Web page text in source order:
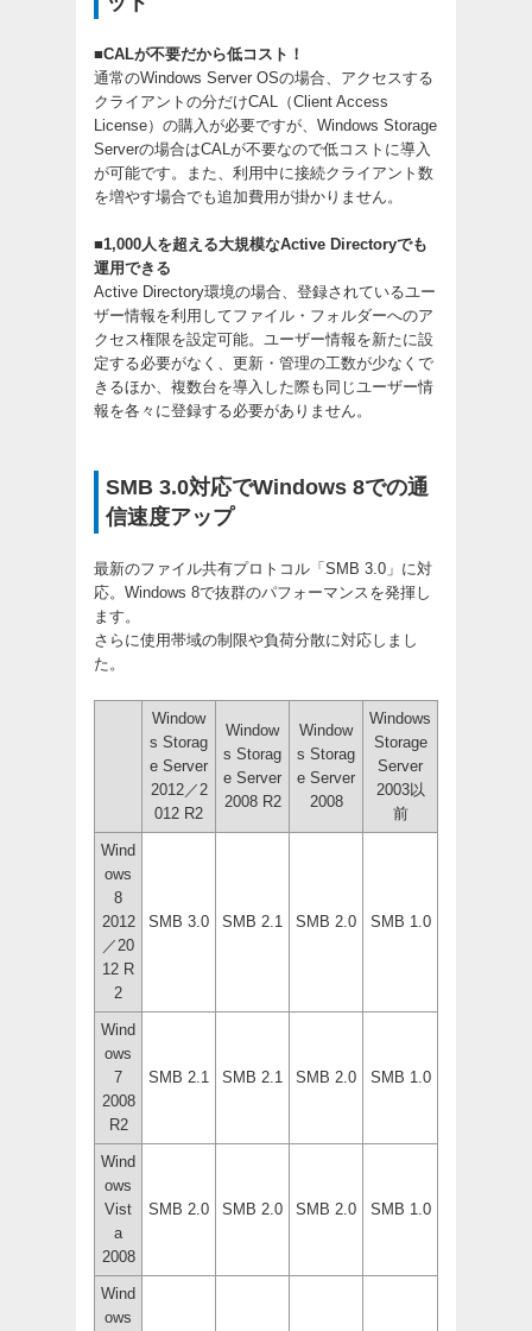
■CALが不要だから低コスト！
通常のWindows Server OSの場合、アクセスする
クライアントの分だけCAL（Client Access
License）の購入が必要ですが、Windows Storage
Serverの場合はCALが不要なので低コストに導入
が可能です。また、利用中に接続クライアント数
を増やす場合でも追加費用が掛かりません。
■1,000人を超える大規模なActive Directoryでも
運用できる
Active Directory環境の場合、登録されているユー
ザー情報を利用してファイル・フォルダーへのア
クセス権限を設定可能。ユーザー情報を新たに設
定する必要がなく、更新・管理の工数が少なくで
きるほか、複数台を導入した際も同じユーザー情
報を各々に登録する必要がありません。
SMB 3.0対応でWindows 8での通
信速度アップ
最新のファイル共有プロトコル「SMB 3.0」に対
応。Windows 8で抜群のパフォーマンスを発揮し
ます。
さらに使用帯域の制限や負荷分散に対応しまし
た。
Window
s Storag
e Server
2012／2
012 R2
Window
s Storag
e Server
2008 R2
Window
s Storag
e Server
2008
Windows
Storage
Server
2003以
前
Wind
ows
8
2012
／20
12 R
2
SMB 3.0 SMB 2.1 SMB 2.0 SMB 1.0
Wind
ows
7
2008
R2
SMB 2.1 SMB 2.1 SMB 2.0 SMB 1.0
Wind
ows
Vist
a
2008
SMB 2.0 SMB 2.0 SMB 2.0 SMB 1.0
Wind
ows